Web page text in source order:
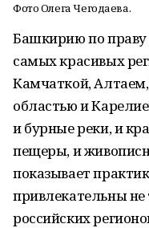
Фото Олега Чегодаева.
Башкирию по
самых красивых
Камчаткой,
областью и
и бурные реки, и
пещеры, и
показывает
привлекательны не
российских